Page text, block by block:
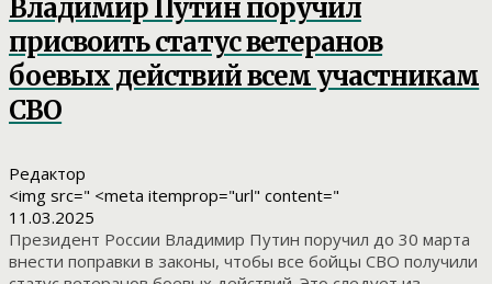
Владимир Путин поручил
присвоить статус ветеранов
боевых действий всем участникам
СВО
Редактор
<img src=" <meta itemprop="url" content="
11.03.2025
Президент России Владимир Путин поручил до 30 марта
внести поправки в законы, чтобы все бойцы СВО получили